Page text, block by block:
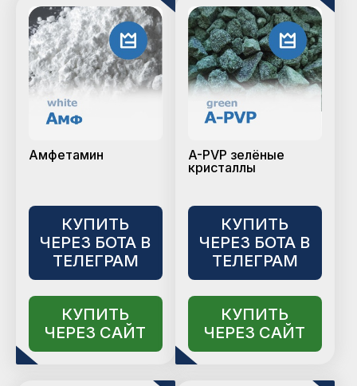
Амфетамин
КУПИТЬ
ЧЕРЕЗ БОТА В
ТЕЛЕГРАМ
КУПИТЬ
ЧЕРЕЗ САЙТ
A-PVP зелёные
кристаллы
КУПИТЬ
ЧЕРЕЗ БОТА В
ТЕЛЕГРАМ
КУПИТЬ
ЧЕРЕЗ САЙТ